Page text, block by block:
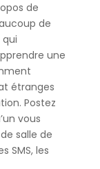
de
de
une
étranges
Postez
vous
salle de
SMS, les